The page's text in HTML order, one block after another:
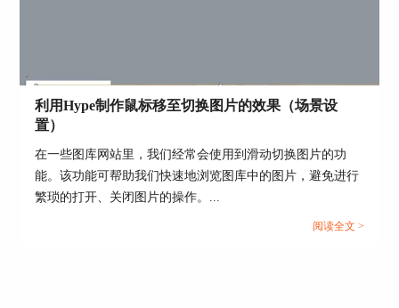
利用Hype制作鼠标移至切换图片的效果（场景设
置）
在一些图库网站里，我们经常会使用到滑动切换图片的功
能。该功能可帮助我们快速地浏览图库中的图片，避免进行
繁琐的打开、关闭图片的操作。...
阅读全文 >